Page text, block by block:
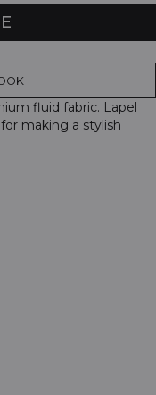
fluid fabric. Lapel
making a stylish